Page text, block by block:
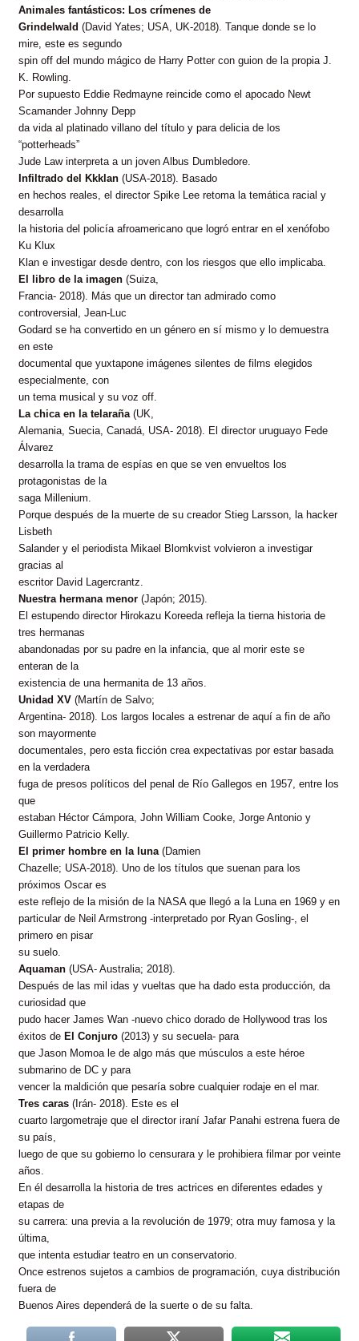
Animales fantásticos: Los crímenes de
Grindelwald (David Yates; USA, UK-2018). Tanque donde se lo
mire, este es segundo
spin off del mundo mágico de Harry Potter con guion de la propia J.
K. Rowling.
Por supuesto Eddie Redmayne reincide como el apocado Newt
Scamander Johnny Depp
da vida al platinado villano del título y para delicia de los
“potterheads”
Jude Law interpreta a un joven Albus Dumbledore.
Infiltrado del Kkklan (USA-2018). Basado
en hechos reales, el director Spike Lee retoma la temática racial y
desarrolla
la historia del policía afroamericano que logró entrar en el xenófobo
Ku Klux
Klan e investigar desde dentro, con los riesgos que ello implicaba.
El libro de la imagen (Suiza,
Francia- 2018). Más que un director tan admirado como
controversial, Jean-Luc
Godard se ha convertido en un género en sí mismo y lo demuestra
en este
documental que yuxtapone imágenes silentes de films elegidos
especialmente, con
un tema musical y su voz off.
La chica en la telaraña(UK,
Alemania, Suecia, Canadá, USA- 2018). El director uruguayo Fede
Álvarez
desarrolla la trama de espías en que se ven envueltos los
protagonistas de la
saga Millenium.
Porque después de la muerte de su creador Stieg Larsson, la hacker
Lisbeth
Salander y el periodista Mikael Blomkvist volvieron a investigar
gracias al
escritor David Lagercrantz.
Nuestra hermana menor (Japón; 2015).
El estupendo director Hirokazu Koreeda refleja la tierna historia de
tres hermanas
abandonadas por su padre en la infancia, que al morir este se
enteran de la
existencia de una hermanita de 13 años.
Unidad XV (Martín de Salvo;
Argentina- 2018). Los largos locales a estrenar de aquí a fin de año
son mayormente
documentales, pero esta ficción crea expectativas por estar basada
en la verdadera
fuga de presos políticos del penal de Río Gallegos en 1957, entre los
que
estaban Héctor Cámpora, John William Cooke, Jorge Antonio y
Guillermo Patricio Kelly.
El primer hombre en la luna(Damien
Chazelle; USA-2018). Uno de los títulos que suenan para los
próximos Oscar es
este reflejo de la misión de la NASA que llegó a la Luna en 1969 y en
particular de Neil Armstrong -interpretado por Ryan Gosling-, el
primero en pisar
su suelo.
Aquaman (USA- Australia; 2018).
Después de las mil idas y vueltas que ha dado esta producción, da
curiosidad que
pudo hacer James Wan -nuevo chico dorado de Hollywood tras los
éxitos de El Conjuro (2013) y su secuela- para
que Jason Momoa le de algo más que músculos a este héroe
submarino de DC y para
vencer la maldición que pesaría sobre cualquier rodaje en el mar.
Tres caras (Irán- 2018). Este es el
cuarto largometraje que el director iraní Jafar Panahi estrena fuera de
su país,
luego de que su gobierno lo censurara y le prohibiera filmar por veinte
años.
En él desarrolla la historia de tres actrices en diferentes edades y
etapas de
su carrera: una previa a la revolución de 1979; otra muy famosa y la
última,
que intenta estudiar teatro en un conservatorio.
Once estrenos sujetos a cambios de programación, cuya distribución
fuera de
Buenos Aires dependerá de la suerte o de su falta.